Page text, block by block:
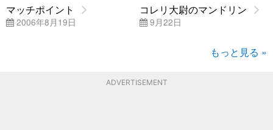
マッチポイント
2006年8月19日
コレリ大尉のマンドリン
9月22日
もっと見る »
ADVERTISEMENT